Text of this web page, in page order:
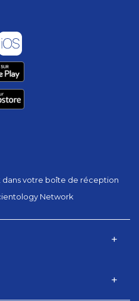
votre boîte de réception
Network